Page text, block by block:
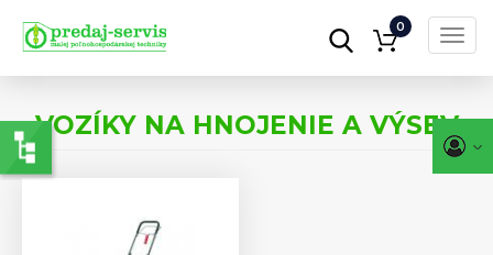
Skočiť
hlavný
obsah
0
VOZÍKY NA HNOJENIE A VÝSEV